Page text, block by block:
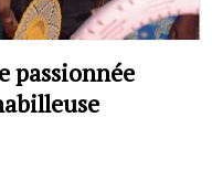
passionnée